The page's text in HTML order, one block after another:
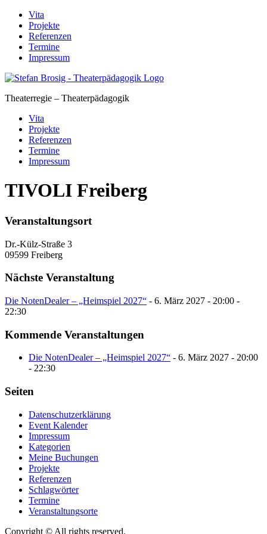
Skip
content
Vita
Projekte
Referenzen
Termine
Impressum
Theaterregie – Theaterpädagogik
Vita
Projekte
Referenzen
Termine
Impressum
TIVOLI Freiberg
Veranstaltungsort
Dr.-Külz-Straße 3
09599 Freiberg
Nächste Veranstaltung
Die NotenDealer – „Heimspiel 2027“ - 6. März 2027 - 20:00 -
22:30
Kommende Veranstaltungen
Die NotenDealer – „Heimspiel 2027“ - 6. März 2027 - 20:00
- 22:30
Seiten
Datenschutzerklärung
Event Kalender
Impressum
Kategorien
Meine Buchungen
Projekte
Referenzen
Schlagwörter
Termine
Veranstaltungsorte
Copyright © All rights reserved.